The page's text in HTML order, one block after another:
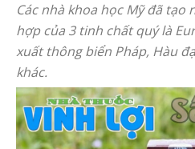
Các nhà khoa học Mỹ đã tạo
hợp của 3 tinh chất quý là
xuất thông biển Pháp, Hàu
khác.